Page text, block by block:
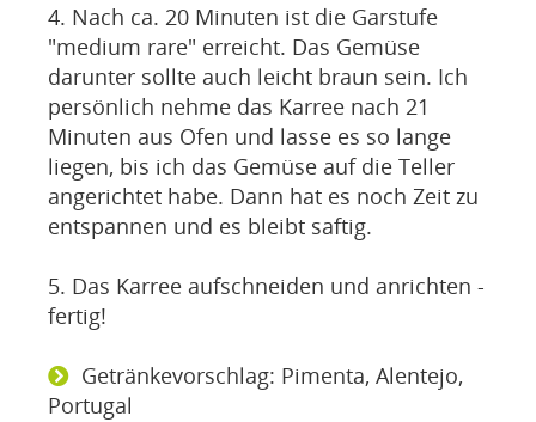
4. Nach ca. 20 Minuten ist die Garstufe
"medium rare" erreicht. Das Gemüse
darunter sollte auch leicht braun sein. Ich
persönlich nehme das Karree nach 21
Minuten aus Ofen und lasse es so lange
liegen, bis ich das Gemüse auf die Teller
angerichtet habe. Dann hat es noch Zeit zu
entspannen und es bleibt saftig.
5. Das Karree aufschneiden und anrichten -
fertig!
Getränkevorschlag: Pimenta, Alentejo,
Portugal